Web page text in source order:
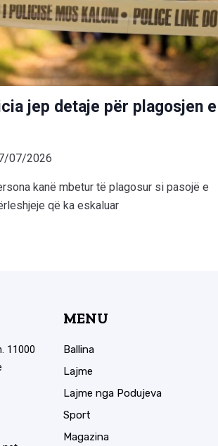
jep detaje për plagosjen e
07/2026
kanë mbetur të plagosur si pasojë e
që ka eskaluar
11000
MENU
Ballina
Lajme
Lajme nga Podujeva
Sport
Magazina